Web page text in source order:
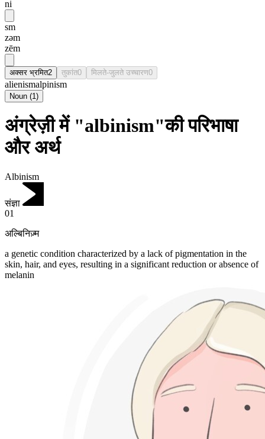
ni
sm
zəm
zēm
अक्सर भ्रमित2 तुकांत0 मिलते-जुलते उच्चारण0
alienismalpinism
Noun (1)
अंग्रेज़ी में "albinism"की परिभाषा
और अर्थ
Albinism
संज्ञा
01
अल्बिनिज़्म
a genetic condition characterized by a lack of pigmentation in the
skin, hair, and eyes, resulting in a significant reduction or absence of
melanin